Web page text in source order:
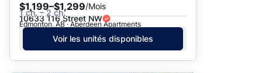
$1,199–$1,299/Mois
1 ch. – 2 ch.
10633 116 Street NW
Edmonton, AB · Aberdeen Apartments
Voir les unités disponibles